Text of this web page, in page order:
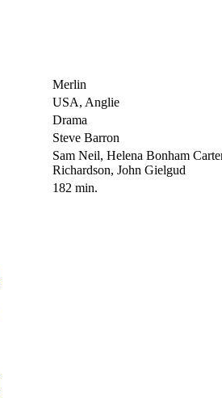
Merlin
USA, Anglie
Drama
Steve Barron
Sam Neil, Helena Bonham
Richardson, John Gielgud
182 min.